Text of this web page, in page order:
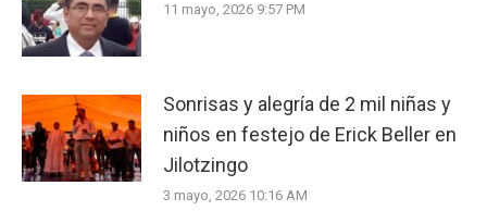
11 mayo, 2026 9:57 PM
Sonrisas y alegría de 2 mil niñas y
niños en festejo de Erick Beller en
Jilotzingo
3 mayo, 2026 10:16 AM